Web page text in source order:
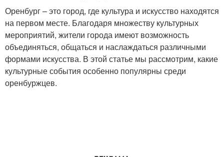
Оренбург – это город, где культура и искусство находятся
на первом месте. Благодаря множеству культурных
мероприятий, жители города имеют возможность
объединяться, общаться и наслаждаться различными
формами искусства. В этой статье мы рассмотрим, какие
культурные события особенно популярны среди
оренбуржцев.